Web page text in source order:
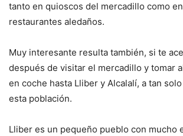
tanto en quioscos del mercadillo como
restaurantes aledaños.
Muy interesante resulta también, si te
después de visitar el mercadillo y tomar
en coche hasta Lliber y Alcalalí, a tan
esta población.
Lliber es un pequeño pueblo con mucho